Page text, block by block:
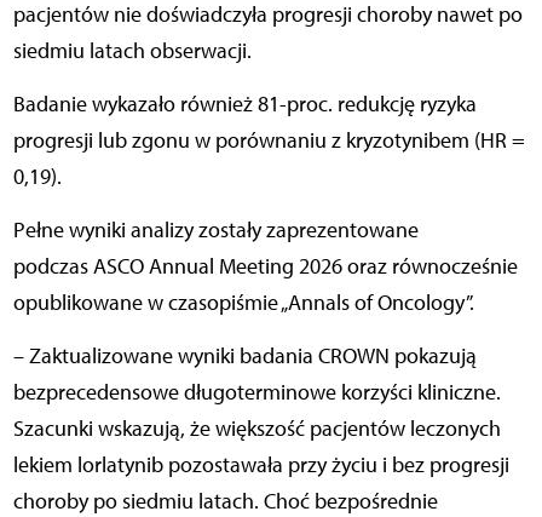
pacjentów nie doświadczyła progresji choroby nawet po
siedmiu latach obserwacji.
Badanie wykazało również 81-proc. redukcję ryzyka
progresji lub zgonu w porównaniu z kryzotynibem (HR =
0,19).
Pełne wyniki analizy zostały zaprezentowane
podczas ASCO Annual Meeting 2026 oraz równocześnie
opublikowane w czasopiśmie „Annals of Oncology”.
– Zaktualizowane wyniki badania CROWN pokazują
bezprecedensowe długoterminowe korzyści kliniczne.
Szacunki wskazują, że większość pacjentów leczonych
lekiem lorlatynib pozostawała przy życiu i bez progresji
choroby po siedmiu latach. Choć bezpośrednie